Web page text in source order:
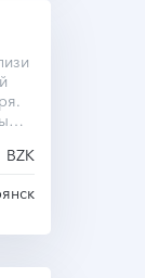
BZK